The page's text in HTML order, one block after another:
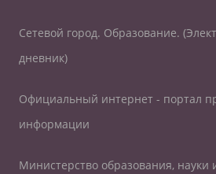
Сетевой город. Образование.
дневник)
Официальный интернет - портал
информации
Министерство образования, науки